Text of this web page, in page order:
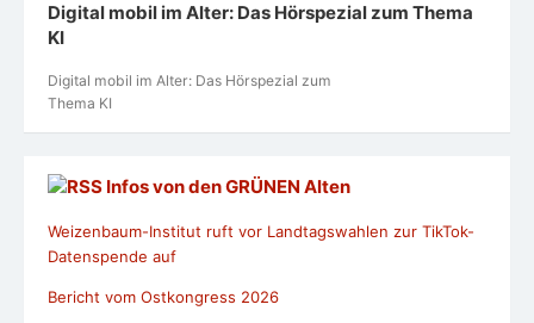
Digital mobil im Alter: Das Hörspezial zum Thema
KI
Digital mobil im Alter: Das Hörspezial zum
Thema KI
Infos von den GRÜNEN Alten
Weizenbaum-Institut ruft vor Landtagswahlen zur TikTok-
Datenspende auf
Bericht vom Ostkongress 2026